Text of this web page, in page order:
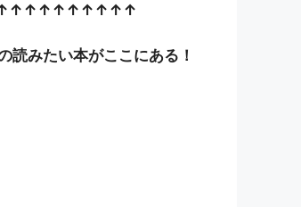
読みたい本がここにある！